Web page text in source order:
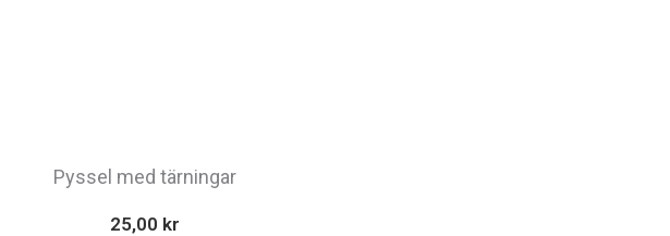
Pyssel med tärningar
25,00 kr